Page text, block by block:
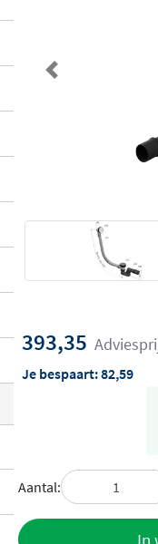
Previous
393,35
Je bespaart:82,59
Aantal:
In